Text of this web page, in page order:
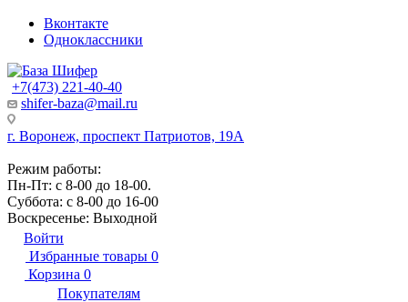
Вконтакте
Одноклассники
+7(473) 221-40-40
shifer-baza@mail.ru
г. Воронеж, проспект Патриотов, 19А
Режим работы:
Пн-Пт: с 8-00 до 18-00.
Суббота: с 8-00 до 16-00
Воскресенье: Выходной
Войти
Избранные товары 0
Корзина 0
Покупателям